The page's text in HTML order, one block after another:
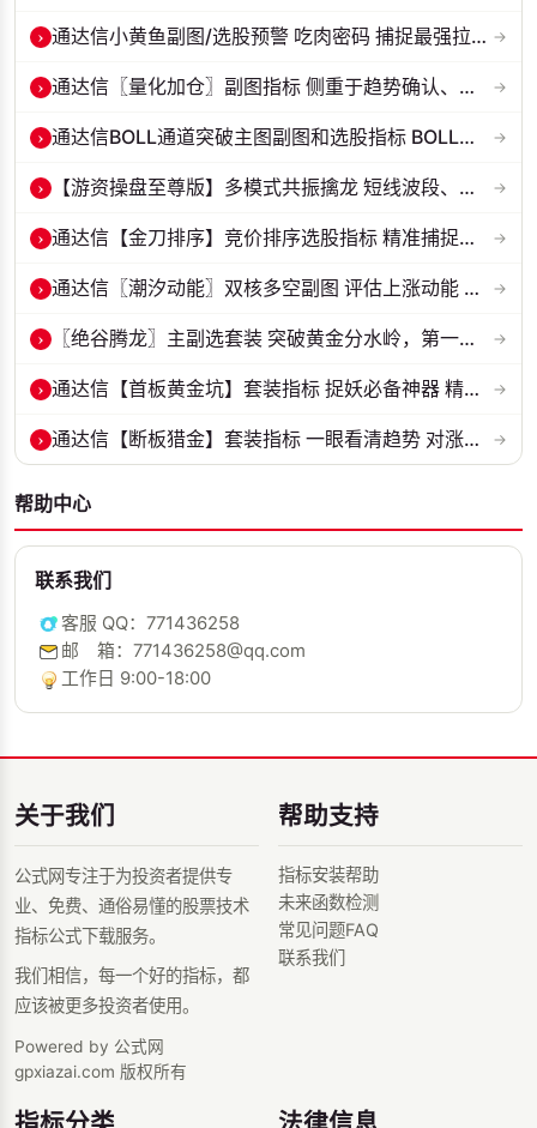
› 通达信小黄鱼副图/选股预警 吃肉密码 捕捉最强拉升段 源码 贴图 →
› 通达信〖量化加仓〗副图指标 侧重于趋势确认、量能配合与高低位反转信号... →
› 通达信BOLL通道突破主图副图和选股指标 BOLL通达突破追踪主力动向 源码... →
› 【游资操盘至尊版】多模式共振擒龙 短线波段、低位抄底、游资启动行情量... →
› 通达信【金刀排序】竞价排序选股指标 精准捕捉强势首板 源码 贴图 →
› 通达信〖潮汐动能〗双核多空副图 评估上涨动能 量化判断多空力量的强弱... →
› 〖绝谷腾龙〗主副选套装 突破黄金分水岭，第一根跳空金手指全套战法 →
› 通达信【首板黄金坑】套装指标 捉妖必备神器 精准捕捉强势股的起爆点 源... →
› 通达信【断板猎金】套装指标 一眼看清趋势 对涨停板以后趋势进行研判 源... →
帮助中心
联系我们
客服 QQ：771436258
邮 箱：771436258@qq.com
工作日 9:00-18:00
关于我们
公式网专注于为投资者提供专
业、免费、通俗易懂的股票技术
指标公式下载服务。
我们相信，每一个好的指标，都
应该被更多投资者使用。
Powered by 公式网
gpxiazai.com 版权所有
帮助支持
指标安装帮助
未来函数检测
常见问题FAQ
联系我们